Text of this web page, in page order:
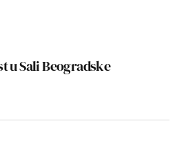
u Sali Beogradske